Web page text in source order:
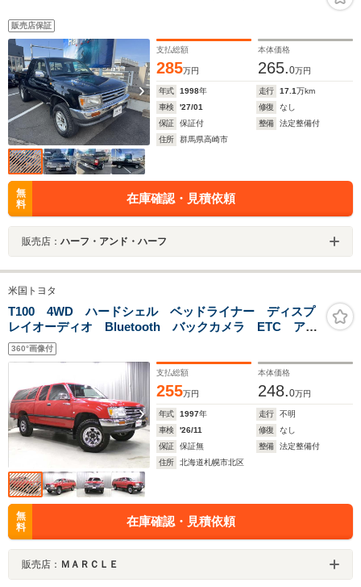
販売店保証
支払総額
285万円
本体価格
265.0万円
年式 1998年 走行 17.1万km
車検
'27/01 修復
なし
保証
保証付 整備
法定整備付
住所
群馬県高崎市
無
料
在庫確認・見積依頼
販売店： ハーフ・アンド・ハーフ
米国トヨタ
T100 4WD ハードシェル ベッドライナー ディスプ
レイオーディオ Bluetooth バックカメラ ETC アッ
プルカープレイ グッドリッチAT メッキホイール 1ナ
ンバー タイベル交換済 整備済
360°画像付
支払総額
255万円
本体価格
248.0万円
年式 1997年 走行
不明
車検
'26/11 修復
なし
保証
保証無 整備
法定整備付
住所
北海道札幌市北区
無
料
在庫確認・見積依頼
販売店： ＭＡＲＣＬＥ